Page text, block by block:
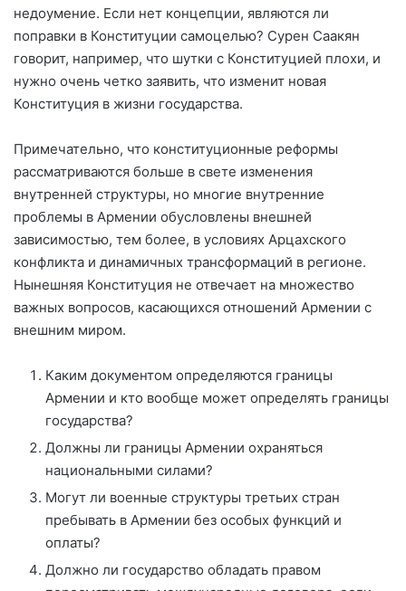
недоумение. Если нет концепции, являются ли
поправки в Конституции самоцелью? Сурен Саакян
говорит, например, что шутки с Конституцией плохи, и
нужно очень четко заявить, что изменит новая
Конституция в жизни государства.
Примечательно, что конституционные реформы
рассматриваются больше в свете изменения
внутренней структуры, но многие внутренние
проблемы в Армении обусловлены внешней
зависимостью, тем более, в условиях Арцахского
конфликта и динамичных трансформаций в регионе.
Нынешняя Конституция не отвечает на множество
важных вопросов, касающихся отношений Армении с
внешним миром.
Каким документом определяются границы
Армении и кто вообще может определять границы
государства?
Должны ли границы Армении охраняться
национальными силами?
Могут ли военные структуры третьих стран
пребывать в Армении без особых функций и
оплаты?
Должно ли государство обладать правом